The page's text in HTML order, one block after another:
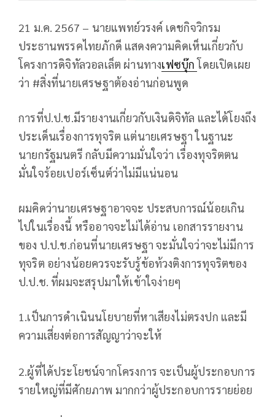
21 ม.ค. 2567 – นายแพทย์วรงค์ เดชกิจวิกรม
ประธานพรรคไทยภักดี แสดงความคิดเห็นเกี่ยวกับ
โครงการดิจิทัลวอลเล็ต ผ่านทางเฟซบุ๊กโดยเปิดเผย
ว่า #สิ่งที่นายเศรษฐาต้องอ่านก่อนพูด
การที่ป.ป.ช.มีรายงานเกี่ยวกับเงินดิจิทัล และได้โยงถึง
ประเด็นเรื่องการทุจริต แต่นายเศรษฐา ในฐานะ
นายกรัฐมนตรี กลับมีความมั่นใจว่า เรื่องทุจริตตน
มั่นใจร้อยเปอร์เซ็นต์ว่าไม่มีแน่นอน
ผมคิดว่านายเศรษฐาอาจจะ ประสบการณ์น้อยเกิน
ไปในเรื่องนี้ หรืออาจจะไม่ได้อ่าน เอกสารรายงาน
ของ ป.ป.ช.ก่อนที่นายเศรษฐา จะมั่นใจว่าจะไม่มีการ
ทุจริต อย่างน้อยควรจะรับรู้ข้อท้วงติงการทุจริตของ
ป.ป.ช. ที่ผมจะสรุปมาให้เข้าใจง่ายๆ
1.เป็นการดำเนินนโยบายที่หาเสียงไม่ตรงปก และมี
ความเสี่ยงต่อการสัญญาว่าจะให้
2.ผู้ที่ได้ประโยชน์จากโครงการ จะเป็นผู้ประกอบการ
รายใหญ่ที่มีศักยภาพ มากกว่าผู้ประกอบการรายย่อย